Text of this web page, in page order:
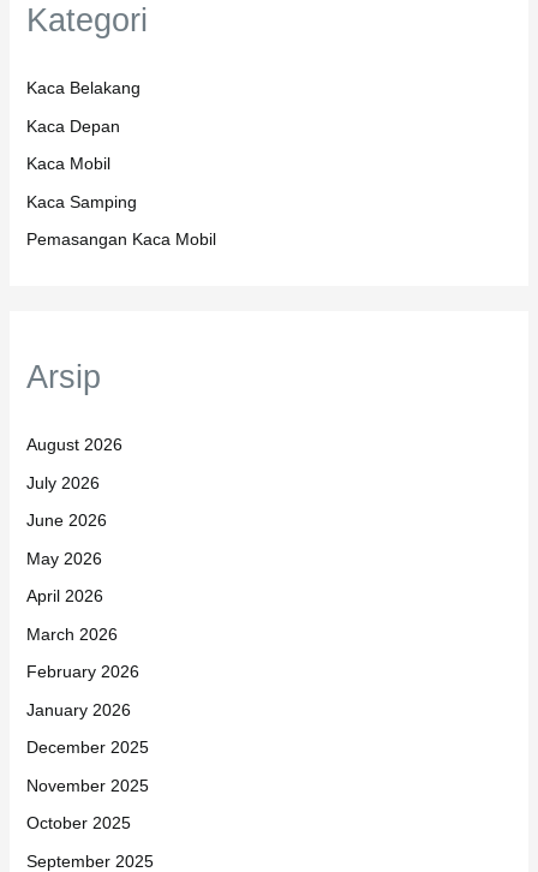
Kategori
Kaca Belakang
Kaca Depan
Kaca Mobil
Kaca Samping
Pemasangan Kaca Mobil
Arsip
August 2026
July 2026
June 2026
May 2026
April 2026
March 2026
February 2026
January 2026
December 2025
November 2025
October 2025
September 2025